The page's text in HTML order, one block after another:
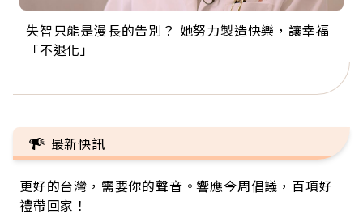
失智只能是漫長的告別？ 她努力製造快樂，讓幸福
「不退化」
來自剛果的巧克力神父 為台灣奉獻36年 「台灣是我
的家，我連作夢都講台語！」
63歲卸矽谷副總、搬回台灣找快樂！「蛋黃哥小
丑」走進安養院，逗樂上萬爺奶：退休後才開始真
104歲打破金氏世界紀錄 成為全球最年長羽球選
手，分享長壽的秘密原來是「這個」
事業巔峰他選擇追夢…黑手阿伯拉小提琴還登上小
巨蛋！連CNN都大讚！
最新快訊
更好的台灣，需要你的聲音。響應今周倡議，百項好
禮帶回家！